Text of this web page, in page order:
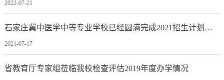
2022-07-21
石家庄冀中医学中等专业学校已经圆满完成2021招生计划，即日起停止各专业招生！
2021-07-17
省教育厅专家组莅临我校检查评估2019年度办学情况